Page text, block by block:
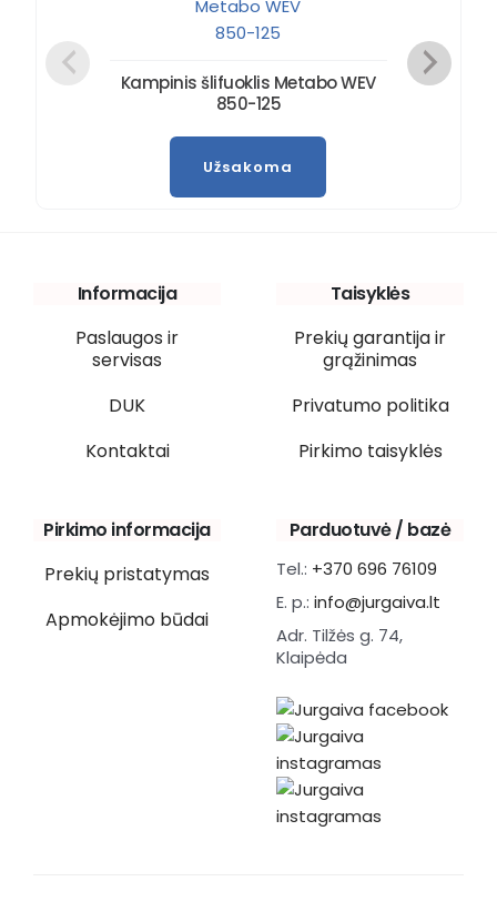
Kampinis šlifuoklis Metabo WEV
850-125
Užsakoma
Informacija
Paslaugos ir
servisas
DUK
Kontaktai
Taisyklės
Prekių garantija ir
grąžinimas
Privatumo politika
Pirkimo taisyklės
Pirkimo informacija
Prekių pristatymas
Apmokėjimo būdai
Parduotuvė / bazė
Tel.: +370 696 76109
E. p.: info@jurgaiva.lt
Adr. Tilžės g. 74,
Klaipėda